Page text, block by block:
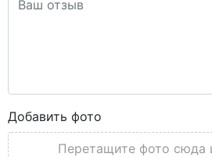
Добавить фото
Перетащите фото сюда